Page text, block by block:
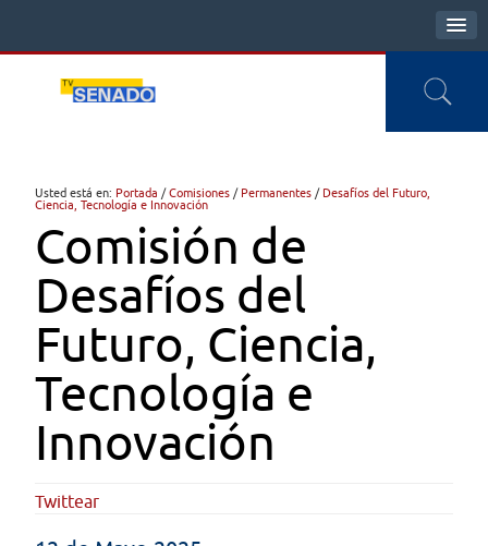
Usted está en: Portada /Comisiones / Permanentes / Desafíos del Futuro,
Ciencia, Tecnología e Innovación
Comisión de
Desafíos del
Futuro, Ciencia,
Tecnología e
Innovación
Twittear